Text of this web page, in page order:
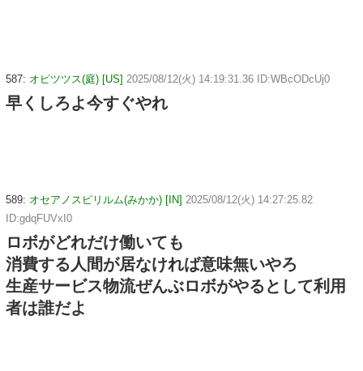
587: オピツツス(庭) [US] 2025/08/12(火) 14:19:31.36 ID:WBcODcUj0
早くしろよ今すぐやれ
589: オセアノスピリルム(みかか) [IN] 2025/08/12(火) 14:27:25.82
ID:gdqFUVxI0
ロボがどれだけ働いても
消費する人間が居なければ意味無いやろ
生産サービス物流ぜんぶロボがやるとして利用
者は誰だよ